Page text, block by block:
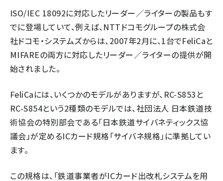
ISO/IEC 18092に対応したリーダー／ライターの製品もす
でに登場していて、例えば、NTTドコモグループの株式会
社ドコモ・システムズからは、2007年2月に、1台でFeliCaと
MIFAREの両方に対応したリーダー／ライターの提供が開
始されました。
FeliCaには、いくつかのモデルがありますが、RC-S853と
RC-S854という2種類のモデルでは、社団法人 日本鉄道技
術協会の特別部会である「日本鉄道サイバネティックス協
議会」が定めるICカード規格「サイバネ規格」に準拠してい
ます。
この規格は、「鉄道事業者がICカード出改札システムを用